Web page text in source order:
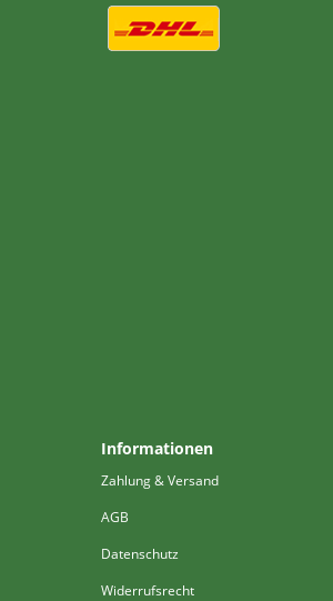
Informationen
Zahlung & Versand
AGB
Datenschutz
Widerrufsrecht